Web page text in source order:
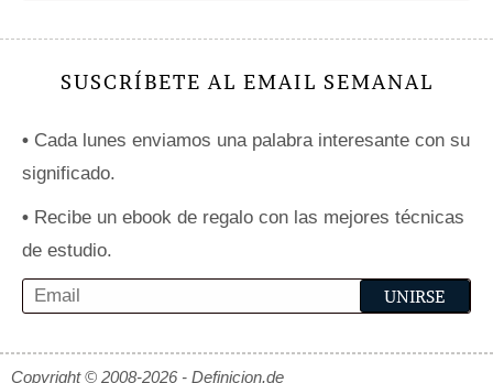
SUSCRÍBETE AL EMAIL SEMANAL
• Cada lunes enviamos una palabra interesante con su
significado.
• Recibe un ebook de regalo con las mejores técnicas
de estudio.
Copyright © 2008-2026 - Definicion.de